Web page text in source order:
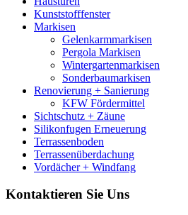
Kunststofffenster
Markisen
Gelenkarmmarkisen
Pergola Markisen
Wintergartenmarkisen
Sonderbaumarkisen
Renovierung + Sanierung
KFW Fördermittel
Sichtschutz + Zäune
Silikonfugen Erneuerung
Terrassenboden
Terrassenüberdachung
Vordächer + Windfang
Kontaktieren Sie Uns